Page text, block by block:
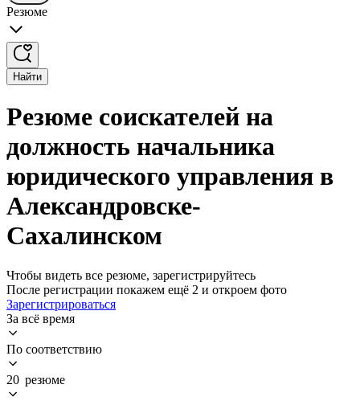
Резюме
Найти
Резюме соискателей на
должность начальника
юридического управления в
Александровске-
Сахалинском
Чтобы видеть все резюме, зарегистрируйтесь
После регистрации покажем ещё 2 и откроем фото
Зарегистрироваться
За всё время
По соответствию
20 резюме